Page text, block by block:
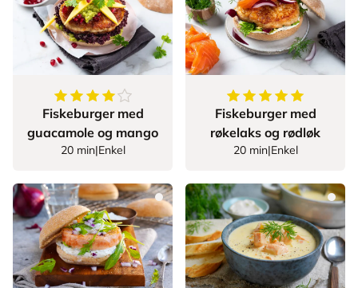
4.2av5 stjerner
Fiskeburger med
guacamole og mango
20 min|Enkel
5av5stjerner
Fiskeburger med
røkelaks og rødløk
20 min|Enkel